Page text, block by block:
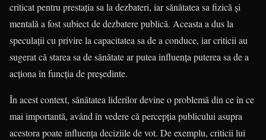
criticat pentru prestația sa la dezbateri, iar sănătatea sa fizică și
mentală a fost subiect de dezbatere publică. Aceasta a dus la
speculații cu privire la capacitatea sa de a conduce, iar criticii au
sugerat că starea sa de sănătate ar putea influența puterea sa de a
acționa în funcția de președinte.
În acest context, sănătatea liderilor devine o problemă din ce în ce
mai importantă, având în vedere că percepția publicului asupra
acestora poate influența deciziile de vot. De exemplu, criticii lui